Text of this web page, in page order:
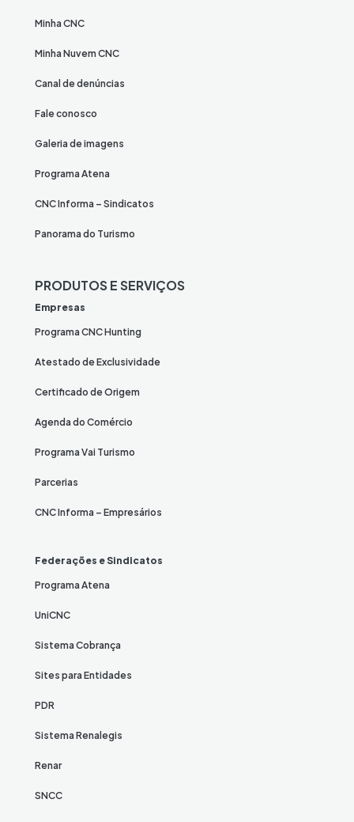
Minha CNC
Minha Nuvem CNC
Canal de denúncias
Fale conosco
Galeria de imagens
Programa Atena
CNC Informa – Sindicatos
Panorama do Turismo
PRODUTOS E SERVIÇOS
Empresas
Programa CNC Hunting
Atestado de Exclusividade
Certificado de Origem
Agenda do Comércio
Programa Vai Turismo
Parcerias
CNC Informa – Empresários
Federações e Sindicatos
Programa Atena
UniCNC
Sistema Cobrança
Sites para Entidades
PDR
Sistema Renalegis
Renar
SNCC